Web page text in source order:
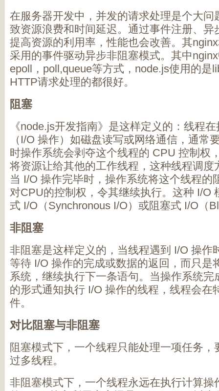
在服务器开发中，并发的请求处理是个大问
致资源浪费和时间延迟。通过事件注册、异
提高资源的利用率，性能也会改善。其
采用的事件驱动异步非阻塞模式。其中
epoll，poll,queue等方式，node.js使用的是
HTTP请求处理的都很好。
阻塞
《node.js开发指南》是这样定义的：线程
（I/O 操作）如磁盘读写或网络通信，通常
时操作系统会剥夺这个线程的 CPU 控制权
将资源让给其他的工作线程，这种线程调度
当 I/O 操作完毕时，操作系统将这个线程的
对CPU的控制权，令其继续执行。这种 I/O
式 I/O（Synchronous I/O）或阻塞式 I/O（
非阻塞
非阻塞是这样定义的，当线程遇到 I/O 操作
等待 I/O 操作的完成或数据的返回，而只是
系统，继续执行下一条语句。当操作系统完
的形式通知执行 I/O 操作的线程，线程会在
件。
对比阻塞与非阻塞
阻塞模式下，一个线程只能处理一项任务
过多线程。
非阻塞模式下，一个线程永远在执行计算操